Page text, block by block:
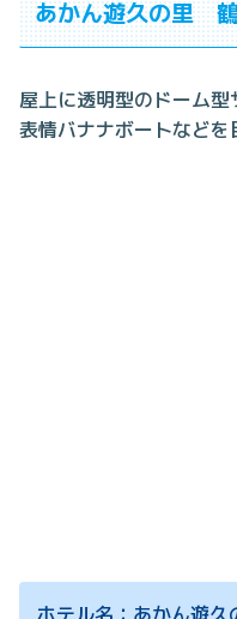
あかん遊久の里
屋上に透明型のドーム
表情バナナボートなどを